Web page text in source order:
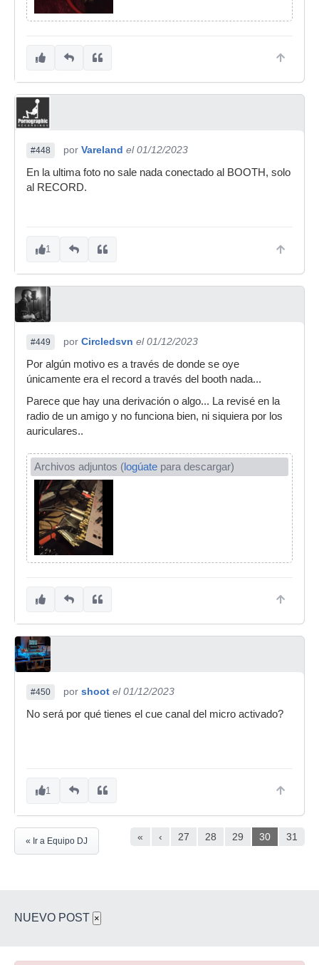
#448 por Vareland el 01/12/2023
En la ultima foto no sale nada conectado al BOOTH, solo
al RECORD.
1
#449 por Circledsvn el 01/12/2023
Por algún motivo es a través de donde se oye
únicamente era el record a través del booth nada...
Parece que hay una derivación o algo... La revisé en la
radio de un amigo y no funciona bien, ni siquiera por los
auriculares..
Archivos adjuntos (logúate para descargar)
#450 por shoot el 01/12/2023
No será por qué tienes el cue canal del micro activado?
1
« ‹ 27 28 29 30 31
« Ir a Equipo DJ
NUEVO POST ×